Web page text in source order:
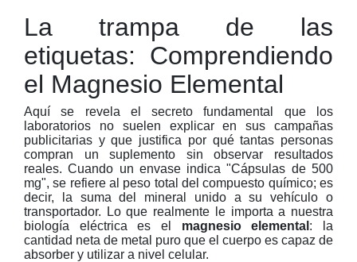
La trampa de las
etiquetas: Comprendiendo
el Magnesio Elemental
Aquí se revela el secreto fundamental que los
laboratorios no suelen explicar en sus campañas
publicitarias y que justifica por qué tantas personas
compran un suplemento sin observar resultados
reales. Cuando un envase indica "Cápsulas de 500
mg", se refiere al peso total del compuesto químico; es
decir, la suma del mineral unido a su vehículo o
transportador. Lo que realmente le importa a nuestra
biología eléctrica es el magnesio elemental : la
cantidad neta de metal puro que el cuerpo es capaz de
absorber y utilizar a nivel celular.